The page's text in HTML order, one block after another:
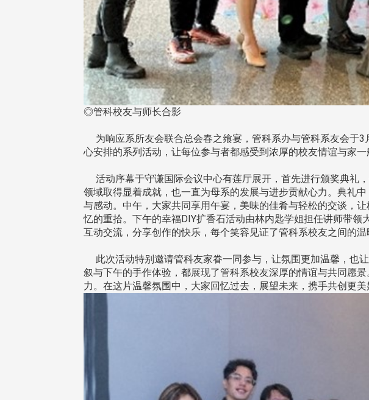
◎管科校友与师长合影
为响应系所友会联合总会春之飨宴，管科系办与管科系友会于
心安排的系列活动，让每位参与者都感受到浓厚的校友情谊与家一
活动序幕于守谦国际会议中心有莲厅展开，首先进行颁奖典礼
领域取得显着成就，也一直为母系的发展与进步贡献心力。典礼
与感动。中午，大家共同享用午宴，美味的佳肴与轻松的交谈，
忆的重拾。下午的幸福DIY扩香石活动由林内匙学姐担任讲师带
互动交流，分享创作的快乐，每个笑容见证了管科系校友之间的温
此次活动特别邀请管科友家眷一同参与，让氛围更加温馨，也
叙与下午的手作体验，都展现了管科系校友深厚的情谊与共同愿
力。在这片温馨氛围中，大家回忆过去，展望未来，携手共创更美